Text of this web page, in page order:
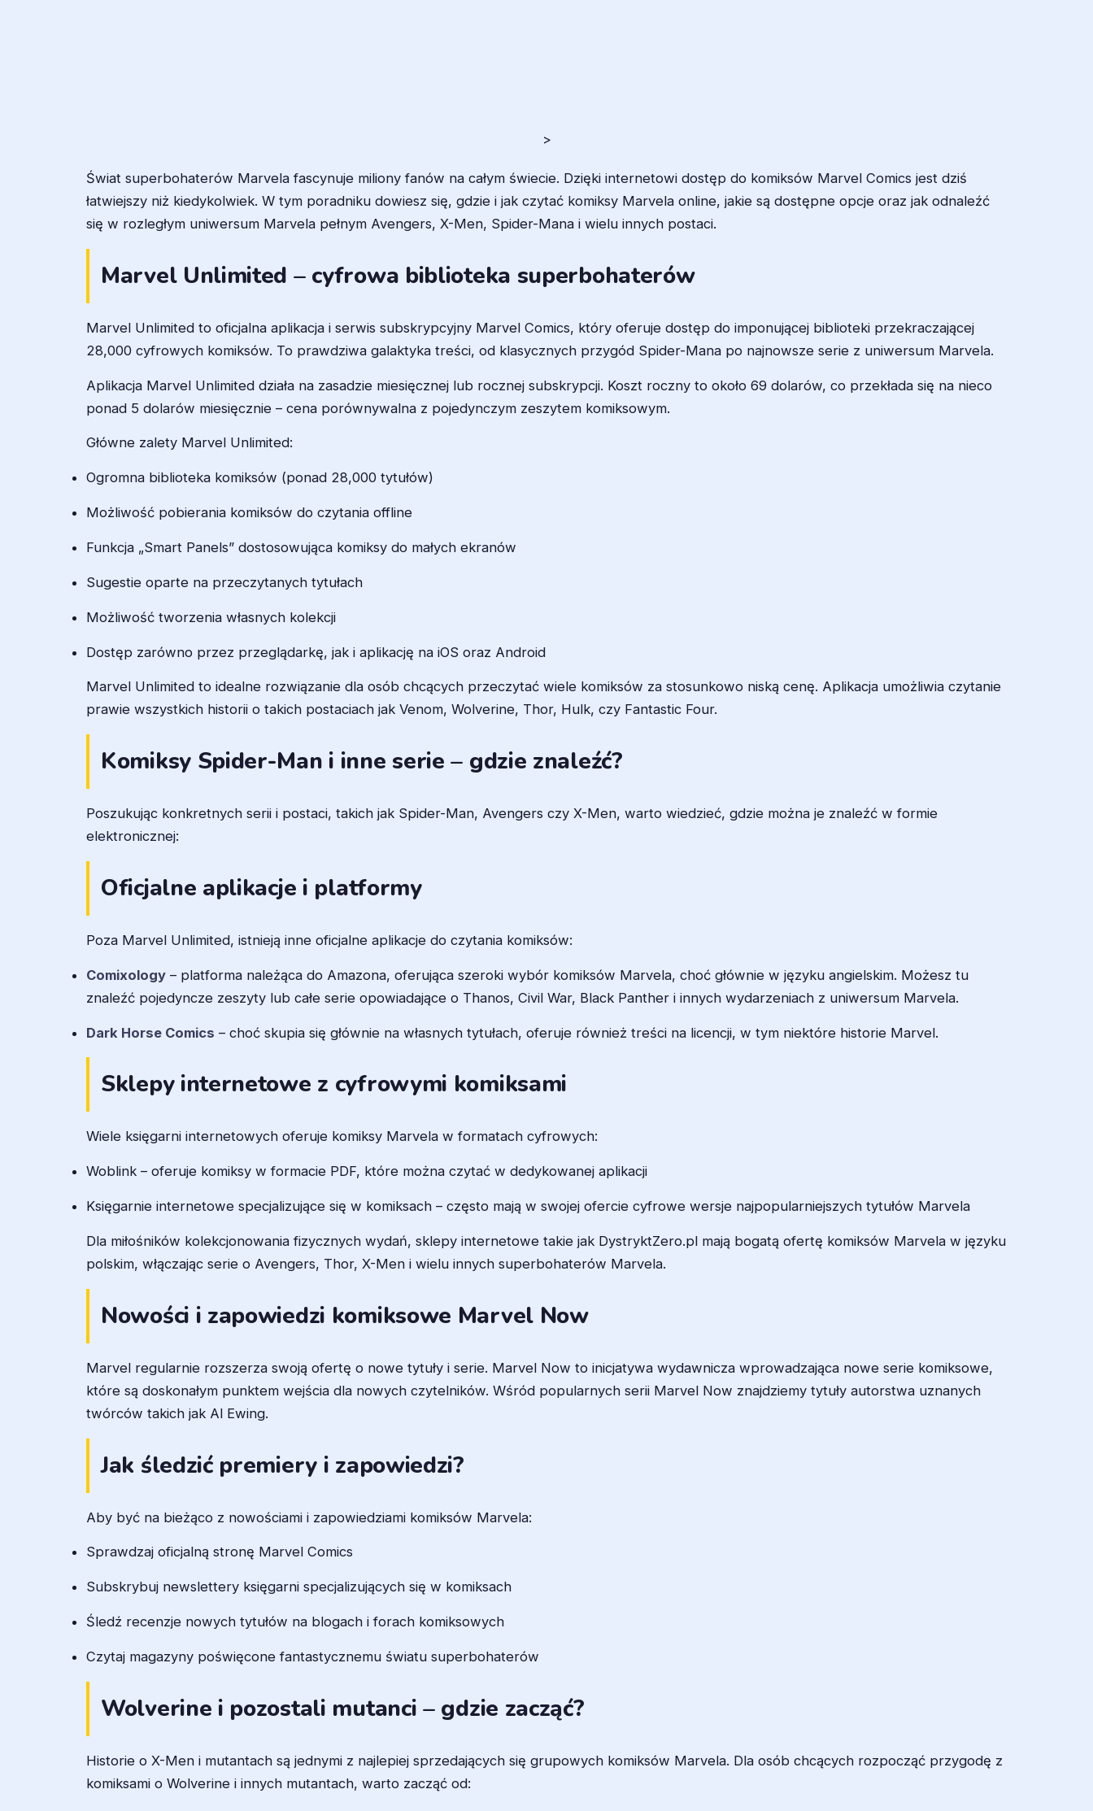
>
Świat superbohaterów Marvela fascynuje miliony fanów na całym świecie. Dzięki internetowi dostęp do komiksów Marvel Comics jest dziś
łatwiejszy niż kiedykolwiek. W tym poradniku dowiesz się, gdzie i jak czytać komiksy Marvela online, jakie są dostępne opcje oraz jak odnaleźć
się w rozległym uniwersum Marvela pełnym Avengers, X-Men, Spider-Mana i wielu innych postaci.
Marvel Unlimited – cyfrowa biblioteka superbohaterów
Marvel Unlimited to oficjalna aplikacja i serwis subskrypcyjny Marvel Comics, który oferuje dostęp do imponującej biblioteki przekraczającej
28,000 cyfrowych komiksów. To prawdziwa galaktyka treści, od klasycznych przygód Spider-Mana po najnowsze serie z uniwersum Marvela.
Aplikacja Marvel Unlimited działa na zasadzie miesięcznej lub rocznej subskrypcji. Koszt roczny to około 69 dolarów, co przekłada się na nieco
ponad 5 dolarów miesięcznie – cena porównywalna z pojedynczym zeszytem komiksowym.
Główne zalety Marvel Unlimited:
Ogromna biblioteka komiksów (ponad 28,000 tytułów)
Możliwość pobierania komiksów do czytania offline
Funkcja „Smart Panels” dostosowująca komiksy do małych ekranów
Sugestie oparte na przeczytanych tytułach
Możliwość tworzenia własnych kolekcji
Dostęp zarówno przez przeglądarkę, jak i aplikację na iOS oraz Android
Marvel Unlimited to idealne rozwiązanie dla osób chcących przeczytać wiele komiksów za stosunkowo niską cenę. Aplikacja umożliwia czytanie
prawie wszystkich historii o takich postaciach jak Venom, Wolverine, Thor, Hulk, czy Fantastic Four.
Komiksy Spider-Man i inne serie – gdzie znaleźć?
Poszukując konkretnych serii i postaci, takich jak Spider-Man, Avengers czy X-Men, warto wiedzieć, gdzie można je znaleźć w formie
elektronicznej:
Oficjalne aplikacje i platformy
Poza Marvel Unlimited, istnieją inne oficjalne aplikacje do czytania komiksów:
Comixology – platforma należąca do Amazona, oferująca szeroki wybór komiksów Marvela, choć głównie w języku angielskim. Możesz tu
znaleźć pojedyncze zeszyty lub całe serie opowiadające o Thanos, Civil War, Black Panther i innych wydarzeniach z uniwersum Marvela.
Dark Horse Comics – choć skupia się głównie na własnych tytułach, oferuje również treści na licencji, w tym niektóre historie Marvel.
Sklepy internetowe z cyfrowymi komiksami
Wiele księgarni internetowych oferuje komiksy Marvela w formatach cyfrowych:
Woblink – oferuje komiksy w formacie PDF, które można czytać w dedykowanej aplikacji
Księgarnie internetowe specjalizujące się w komiksach – często mają w swojej ofercie cyfrowe wersje najpopularniejszych tytułów Marvela
Dla miłośników kolekcjonowania fizycznych wydań, sklepy internetowe takie jak DystryktZero.pl mają bogatą ofertę komiksów Marvela w języku
polskim, włączając serie o Avengers, Thor, X-Men i wielu innych superbohaterów Marvela.
Nowości i zapowiedzi komiksowe Marvel Now
Marvel regularnie rozszerza swoją ofertę o nowe tytuły i serie. Marvel Now to inicjatywa wydawnicza wprowadzająca nowe serie komiksowe,
które są doskonałym punktem wejścia dla nowych czytelników. Wśród popularnych serii Marvel Now znajdziemy tytuły autorstwa uznanych
twórców takich jak Al Ewing.
Jak śledzić premiery i zapowiedzi?
Aby być na bieżąco z nowościami i zapowiedziami komiksów Marvela:
Sprawdzaj oficjalną stronę Marvel Comics
Subskrybuj newslettery księgarni specjalizujących się w komiksach
Śledź recenzje nowych tytułów na blogach i forach komiksowych
Czytaj magazyny poświęcone fantastycznemu światu superbohaterów
Wolverine i pozostali mutanci – gdzie zacząć?
Historie o X-Men i mutantach są jednymi z najlepiej sprzedających się grupowych komiksów Marvela. Dla osób chcących rozpocząć przygodę z
komiksami o Wolverine i innych mutantach, warto zacząć od: